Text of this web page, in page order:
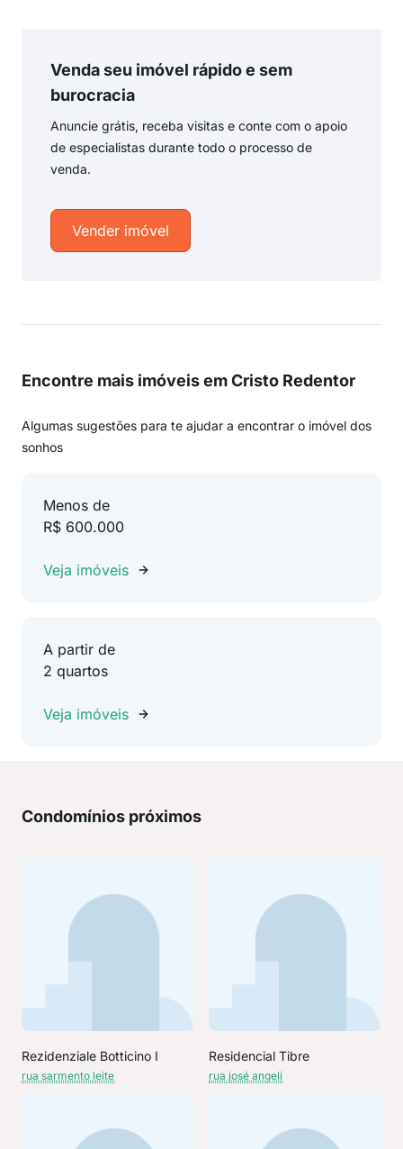
Venda seu imóvel rápido e sem
burocracia
Anuncie grátis, receba visitas e conte com o apoio
de especialistas durante todo o processo de
venda.
Vender imóvel
Encontre mais imóveis em Cristo Redentor
Algumas sugestões para te ajudar a encontrar o imóvel dos
sonhos
Menos de
R$ 600.000
Veja imóveis
A partir de
2 quartos
Veja imóveis
Condomínios próximos
Rezidenziale Botticino I
rua sarmento leite
Residencial Tibre
rua josé angeli